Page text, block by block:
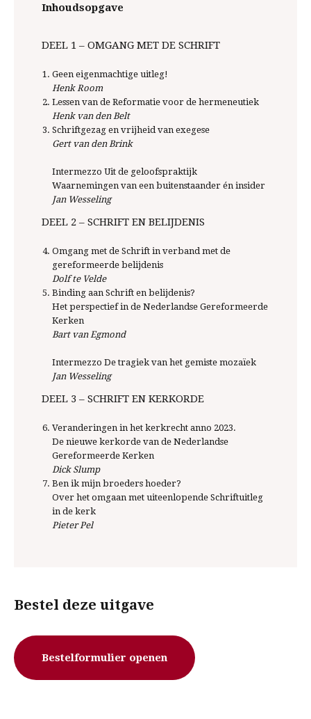
Inhoudsopgave
DEEL 1 – OMGANG MET DE SCHRIFT
Geen eigenmachtige uitleg!
Henk Room
Lessen van de Reformatie voor de hermeneutiek
Henk van den Belt
Schriftgezag en vrijheid van exegese
Gert van den Brink
Intermezzo Uit de geloofspraktijk
Waarnemingen van een buitenstaander én insider
Jan Wesseling
DEEL 2 – SCHRIFT EN BELIJDENIS
Omgang met de Schrift in verband met de
gereformeerde belijdenis
Dolf te Velde
Binding aan Schrift en belijdenis?
Het perspectief in de Nederlandse Gereformeerde
Kerken
Bart van Egmond
Intermezzo De tragiek van het gemiste mozaïek
Jan Wesseling
DEEL 3 – SCHRIFT EN KERKORDE
Veranderingen in het kerkrecht anno 2023.
De nieuwe kerkorde van de Nederlandse
Gereformeerde Kerken
Dick Slump
Ben ik mijn broeders hoeder?
Over het omgaan met uiteenlopende Schriftuitleg
in de kerk
Pieter Pel
Bestel deze uitgave
Bestelformulier openen